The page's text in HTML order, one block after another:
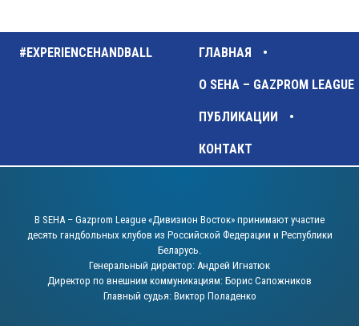
#EXPERIENCEHANDBALL ГЛАВНАЯ
О SEHA – GAZPROM LEAGUE
ПУБЛИКАЦИИ
КОНТАКТ
В SEHA – Gazprom League «Дивизион Восток» принимают участие
десять гандбольных клубов из Российской Федерации и Республики
Беларусь.
Генеральный директор: Андрей Игнатюк
Директор по внешним коммуникациям: Борис Сапожников
Главный судья: Виктор Поладенко